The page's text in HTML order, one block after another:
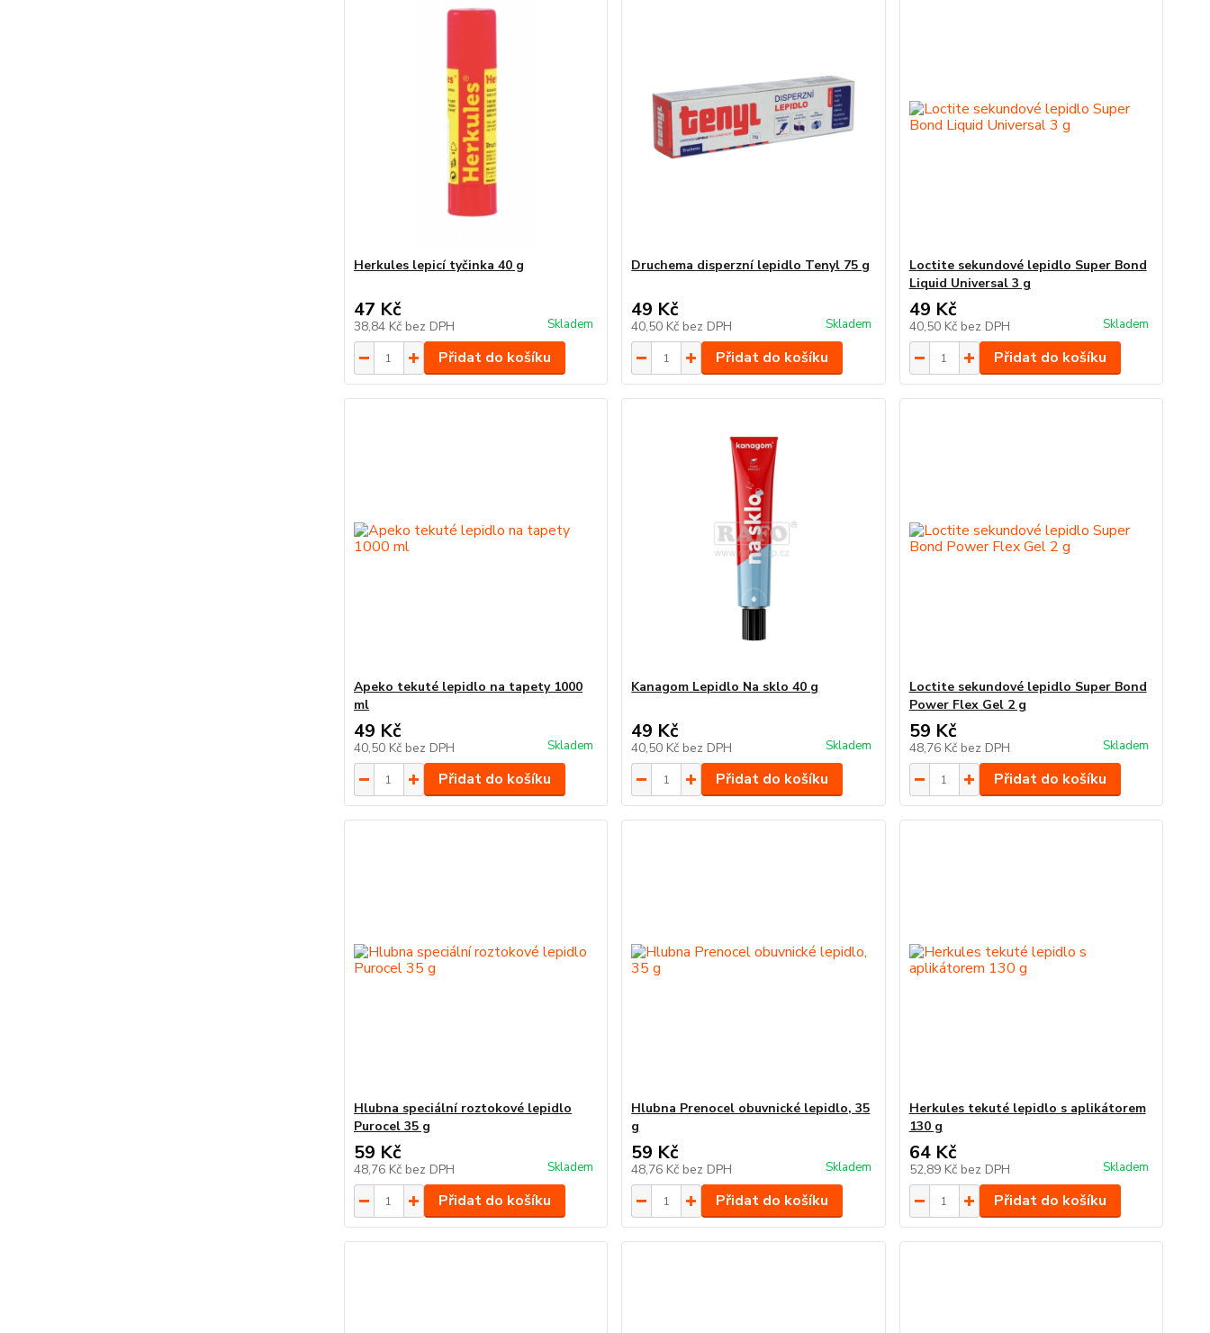
Herkules lepicí tyčinka 40 g
47 Kč
38,84 Kč bez DPH Skladem
Přidat do košíku
Druchema disperzní lepidlo Tenyl 75 g
49 Kč
40,50 Kč bez DPH Skladem
Přidat do košíku
Loctite sekundové lepidlo Super Bond
Liquid Universal 3 g
49 Kč
40,50 Kč bez DPH Skladem
Přidat do košíku
Apeko tekuté lepidlo na tapety 1000
ml
49 Kč
40,50 Kč bez DPH Skladem
Přidat do košíku
Kanagom Lepidlo Na sklo 40 g
49 Kč
40,50 Kč bez DPH Skladem
Přidat do košíku
Loctite sekundové lepidlo Super Bond
Power Flex Gel 2 g
59 Kč
48,76 Kč bez DPH Skladem
Přidat do košíku
Hlubna speciální roztokové lepidlo
Purocel 35 g
59 Kč
48,76 Kč bez DPH Skladem
Přidat do košíku
Hlubna Prenocel obuvnické lepidlo, 35
g
59 Kč
48,76 Kč bez DPH Skladem
Přidat do košíku
Herkules tekuté lepidlo s aplikátorem
130 g
64 Kč
52,89 Kč bez DPH Skladem
Přidat do košíku